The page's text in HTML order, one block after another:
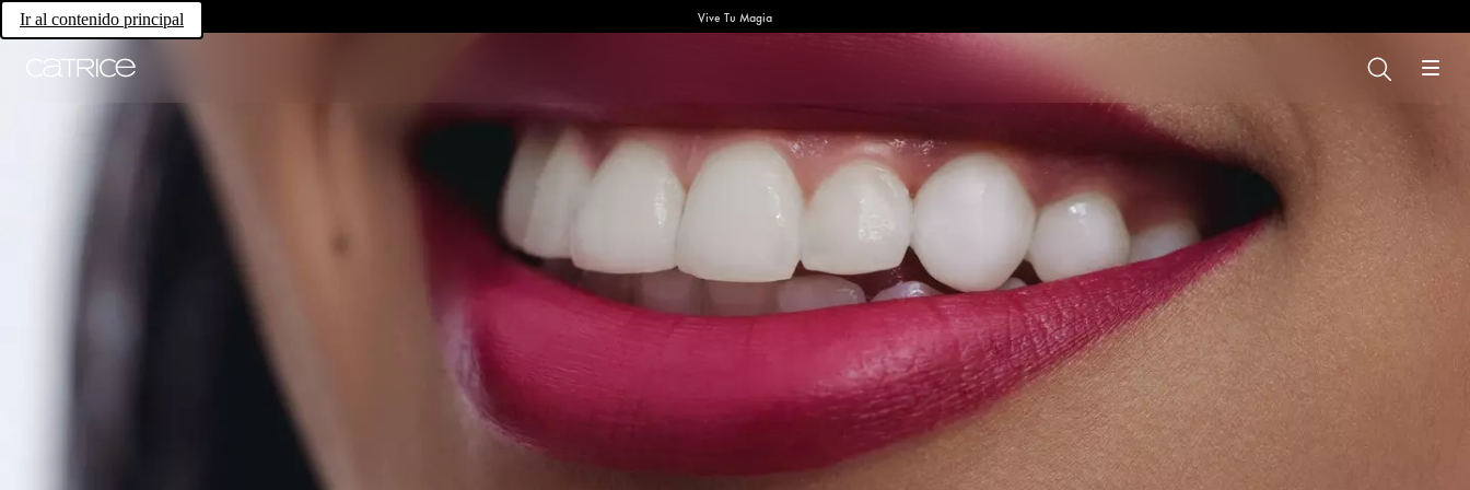
Ir al contenido principal Vive Tu Magia